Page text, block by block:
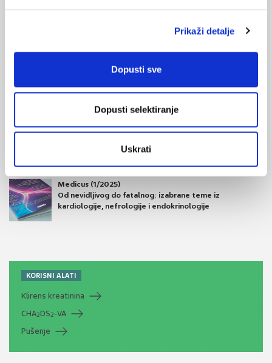
Prikaži detalje
Dopusti sve
Dopusti selektiranje
Uskrati
Mentalno
Medicus (2/2025)
Muško zdravlje
Medicus (1/2025)
Od nevidljivog do fatalnog: izabrane teme iz
kardiologije, nefrologije i endokrinologije
KORISNI ALATI
Klirens kreatinina
CHA2DS2-VA
Pušenje